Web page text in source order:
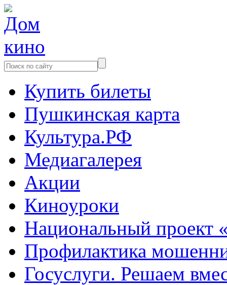
Купить билеты
Пушкинская карта
Культура.РФ
Медиагалерея
Акции
Киноуроки
Национальный проект
Профилактика
Госуслуги. Решаем